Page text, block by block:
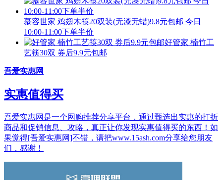
慕容世家 鸡翅木筷20双装(无漆无蜡)9.8元包邮 今日
10:00-11:00下单半价
好管家 楠竹工
艺筷30双 券后9.9元包邮
吾爱实惠网
实惠值得买
吾爱实惠网是一个网购推荐分享平台，通过甄选出实惠的打折
商品和促销信息、攻略，真正让你发现实惠值得买的东西！如
果觉得[吾爱实惠网]不错，请把www.15ash.com分享给您朋友
们，感谢！